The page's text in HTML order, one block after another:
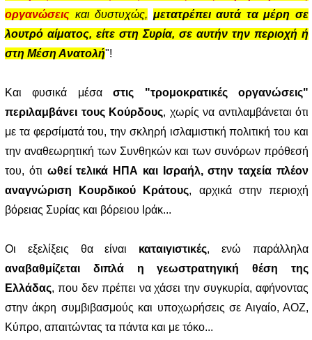
οργανώσεις και δυστυχώς, μετατρέπει αυτά τα μέρη σε
λουτρό αίματος, είτε στη Συρία, σε αυτήν την περιοχή ή
στη Μέση Ανατολή"!
Και φυσικά μέσαστις "τρομοκρατικές οργανώσεις"
περιλαμβάνει τους Κούρδους, χωρίς να αντιλαμβάνεται ότι
με τα φερσίματά του, την σκληρή ισλαμιστική πολιτική του και
την αναθεωρητική των Συνθηκών και των συνόρων πρόθεσή
του, ότι ωθεί τελικά ΗΠΑ και Ισραήλ, στην ταχεία πλέον
αναγνώριση Κουρδικού Κράτους, αρχικά στην περιοχή
βόρειας Συρίας και βόρειου Ιράκ...
Οι εξελίξεις θα είναι καταιγιστικές, ενώ παράλληλα
αναβαθμίζεται διπλά η γεωστρατηγική θέση της
Ελλάδας, που δεν πρέπει να χάσει την συγκυρία, αφήνοντας
στην άκρη συμβιβασμούς και υποχωρήσεις σε Αιγαίο, ΑΟΖ,
Κύπρο, απαιτώντας τα πάντα και με τόκο...